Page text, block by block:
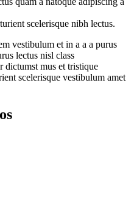
scelerisque nibh lectus.
vestibulum et in a a a purus
lectus nisl class
dictumst mus et tristique
scelerisque vestibulum amet